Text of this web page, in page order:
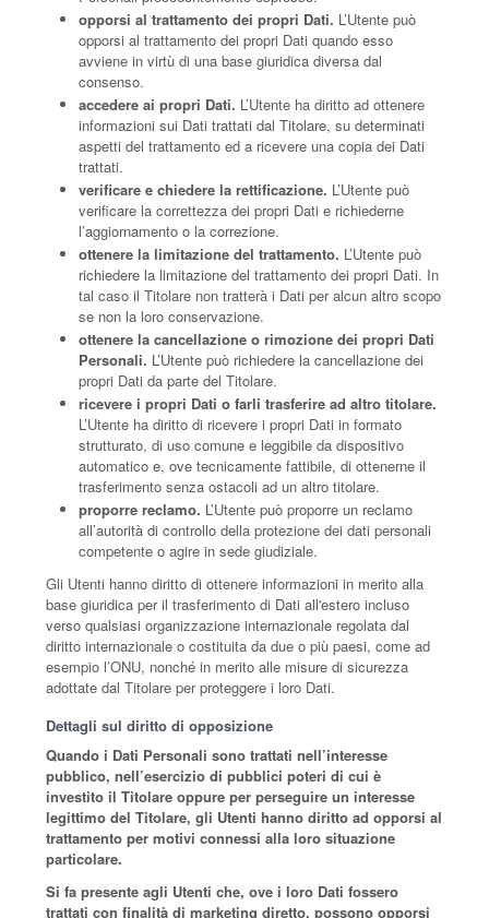
opporsi al trattamento dei propri Dati. L’Utente può
opporsi al trattamento dei propri Dati quando esso
avviene in virtù di una base giuridica diversa dal
consenso.
accedere ai propri Dati. L’Utente ha diritto ad ottenere
informazioni sui Dati trattati dal Titolare, su determinati
aspetti del trattamento ed a ricevere una copia dei Dati
trattati.
verificare e chiedere la rettificazione. L’Utente può
verificare la correttezza dei propri Dati e richiederne
l’aggiornamento o la correzione.
ottenere la limitazione del trattamento. L’Utente può
richiedere la limitazione del trattamento dei propri Dati. In
tal caso il Titolare non tratterà i Dati per alcun altro scopo
se non la loro conservazione.
ottenere la cancellazione o rimozione dei propri Dati
Personali. L’Utente può richiedere la cancellazione dei
propri Dati da parte del Titolare.
ricevere i propri Dati o farli trasferire ad altro titolare.
L’Utente ha diritto di ricevere i propri Dati in formato
strutturato, di uso comune e leggibile da dispositivo
automatico e, ove tecnicamente fattibile, di ottenerne il
trasferimento senza ostacoli ad un altro titolare.
proporre reclamo. L’Utente può proporre un reclamo
all’autorità di controllo della protezione dei dati personali
competente o agire in sede giudiziale.
Gli Utenti hanno diritto di ottenere informazioni in merito alla
base giuridica per il trasferimento di Dati all'estero incluso
verso qualsiasi organizzazione internazionale regolata dal
diritto internazionale o costituita da due o più paesi, come ad
esempio l’ONU, nonché in merito alle misure di sicurezza
adottate dal Titolare per proteggere i loro Dati.
Dettagli sul diritto di opposizione
Quando i Dati Personali sono trattati nell’interesse
pubblico, nell’esercizio di pubblici poteri di cui è
investito il Titolare oppure per perseguire un interesse
legittimo del Titolare, gli Utenti hanno diritto ad opporsi al
trattamento per motivi connessi alla loro situazione
particolare.
Si fa presente agli Utenti che, ove i loro Dati fossero
trattati con finalità di marketing diretto, possono opporsi